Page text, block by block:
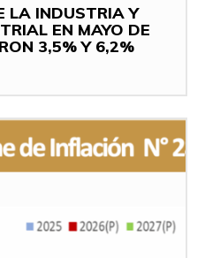
LA INDUSTRIA Y
EN MAYO DE
3,5% Y 6,2%